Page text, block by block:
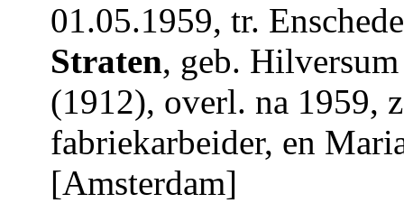
01.05.1959, tr.
Straten, geb.
(1912), overl. na 1959,
fabriekarbeider, en
[Amsterdam]